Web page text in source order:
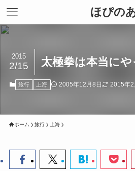
ほぴの
太極拳は本当に
2015
2/15
旅行 上海 2005年12月8日 2015年
ホーム 旅行 上海